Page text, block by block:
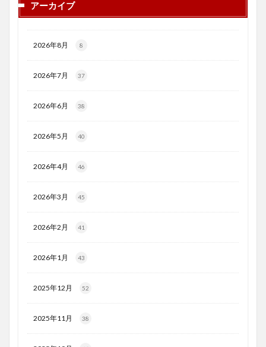
アーカイブ
2026年8月 8
2026年7月 37
2026年6月 38
2026年5月 40
2026年4月 46
2026年3月 45
2026年2月 41
2026年1月 43
2025年12月 52
2025年11月 38